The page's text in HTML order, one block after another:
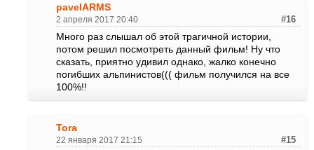
pavelARMS
2 апреля 2017 20:40 #16
Много раз слышал об этой трагичной истории,
потом решил посмотреть данный фильм! Ну что
сказать, приятно удивил однако, жалко конечно
погибших альпинистов((( фильм получился на все
100%!!
Tora
22 января 2017 21:15 #15